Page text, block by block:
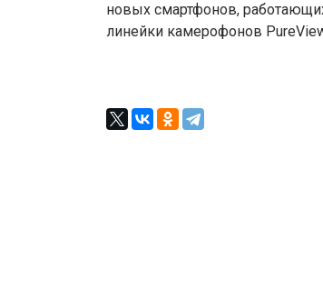
новых смартфонов,
линейки камерофонов